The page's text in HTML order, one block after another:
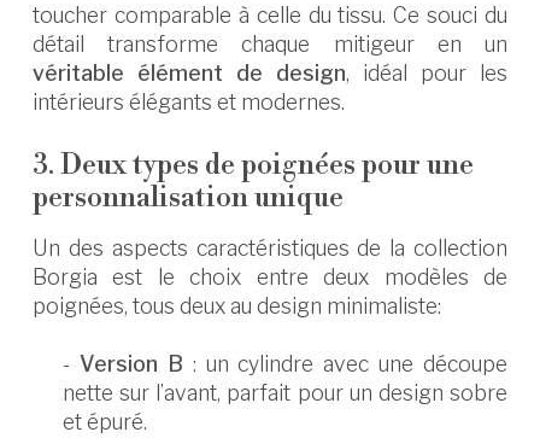
toucher comparable à celle du tissu. Ce souci du
détail transforme chaque mitigeur en un
véritable élément de design, idéal pour les
intérieurs élégants et modernes.
3. Deux types de poignées pour une
personnalisation unique
Un des aspects caractéristiques de la collection
Borgia est le choix entre deux modèles de
poignées, tous deux au design minimaliste:
- Version B : un cylindre avec une découpe
nette sur l’avant, parfait pour un design sobre
et épuré.